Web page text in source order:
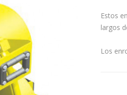
Estos
largos
Los